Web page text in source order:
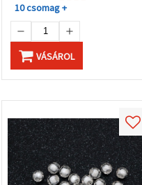
10 csomag +
VÁSÁROL